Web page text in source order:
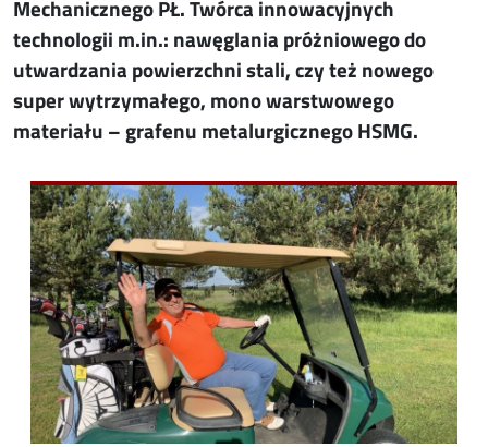
Mechanicznego PŁ. Twórca innowacyjnych
technologii m.in.: nawęglania próżniowego do
utwardzania powierzchni stali, czy też nowego
super wytrzymałego, mono warstwowego
materiału – grafenu metalurgicznego HSMG.
Image